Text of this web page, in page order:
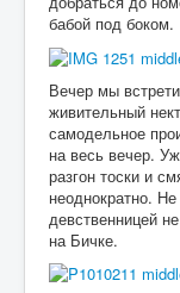
бабой под боком.
Вечер мы
живительный
самодельное
на весь вечер.
разгон тоски и
неоднократно.
девственницей
на Бичке.